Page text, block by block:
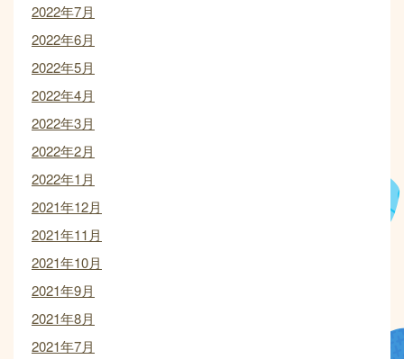
2022年7月
2022年6月
2022年5月
2022年4月
2022年3月
2022年2月
2022年1月
2021年12月
2021年11月
2021年10月
2021年9月
2021年8月
2021年7月